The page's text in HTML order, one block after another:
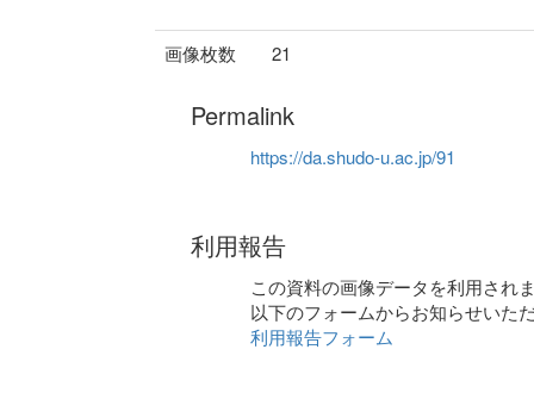
画像枚数 21
Permalink
https://da.shudo-u.ac.jp/91
利用報告
この資料の画像データを利用され
以下のフォームからお知らせいた
利用報告フォーム